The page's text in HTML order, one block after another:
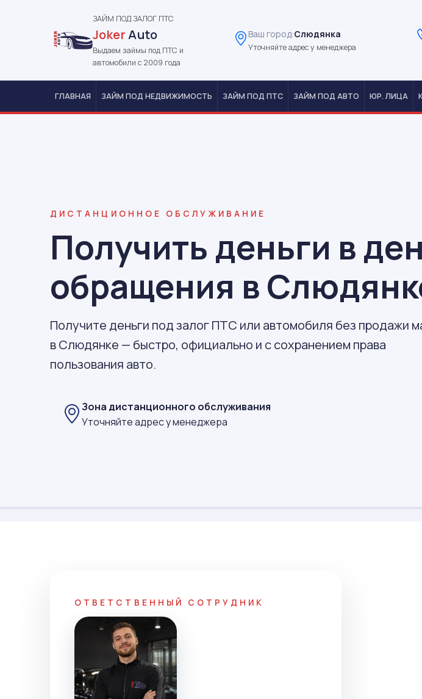
ЗАЙМ ПОД ЗАЛОГ ПТС
JokerAuto
Выдаем займы под ПТС и
автомобили с 2009 года
Ваш город:Слюдянка
Уточняйте адрес у менеджера
ГЛАВНАЯ ЗАЙМ ПОД НЕДВИЖИМОСТЬ ЗАЙМ ПОД ПТС ЗАЙМ ПОД АВТО ЮР. ЛИЦА
ДИСТАНЦИОННОЕ ОБСЛУЖИВАНИЕ
Получить деньги в
обращения в
Получите деньги под залог ПТС или автомобиля без продажи
в Слюдянке — быстро, официально и с сохранением права
пользования авто.
Зона дистанционного обслуживания
Уточняйте адрес у менеджера
ОТВЕТСТВЕННЫЙ СОТРУДНИК